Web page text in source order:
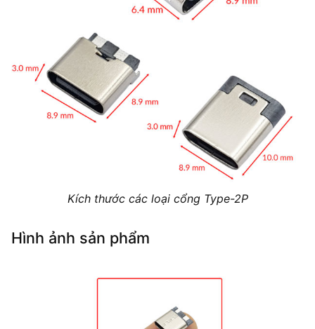
Kích thước các loại cổng Type-2P
Hình ảnh sản phẩm